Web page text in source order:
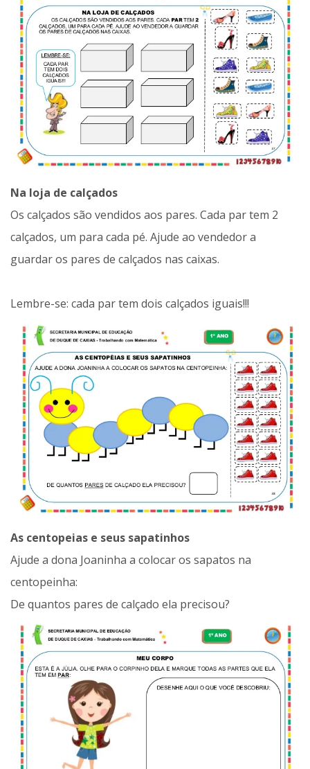
Na loja de calçados
Os calçados são vendidos aos pares. Cada par tem 2
calçados, um para cada pé. Ajude ao vendedor a
guardar os pares de calçados nas caixas.
Lembre-se: cada par tem dois calçados iguais!!!
As centopeias e seus sapatinhos
Ajude a dona Joaninha a colocar os sapatos na
centopeinha:
De quantos pares de calçado ela precisou?